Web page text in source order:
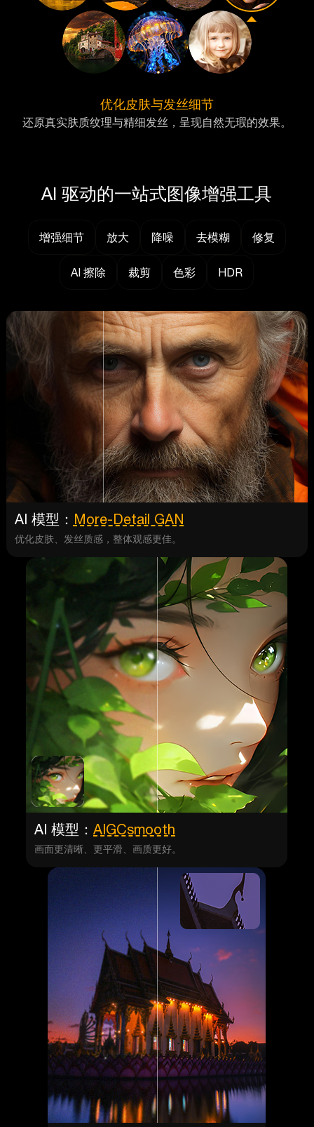
优化皮肤与发丝细节
还原真实肤质纹理与精细发丝，呈现自然无瑕的效果。
AI 驱动的一站式图像增强工具
增强细节 放大 降噪 去模糊 修复
AI 擦除 裁剪 色彩 HDR
AI 模型：AIGCsmooth
画面更清晰、更平滑、画质更好。
AI 模型： More-Detail GAN
优化皮肤、发丝质感，整体观感更佳。